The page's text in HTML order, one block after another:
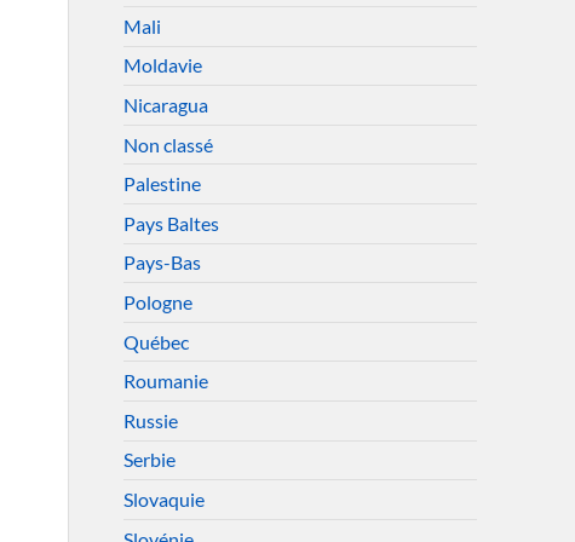
Mali
Moldavie
Nicaragua
Non classé
Palestine
Pays Baltes
Pays-Bas
Pologne
Québec
Roumanie
Russie
Serbie
Slovaquie